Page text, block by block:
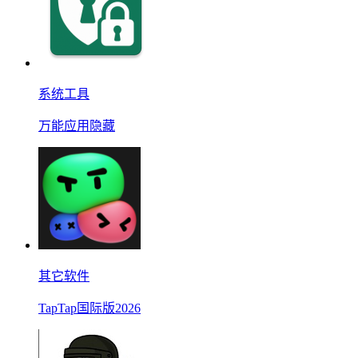
系统工具
万能应用隐藏
其它软件
TapTap国际版2026